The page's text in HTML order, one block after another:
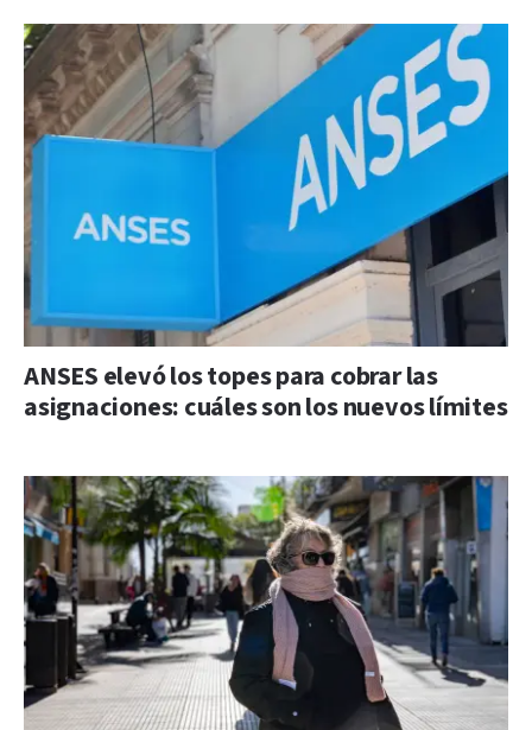
ANSES elevó los topes para cobrar las
asignaciones: cuáles son los nuevos límites